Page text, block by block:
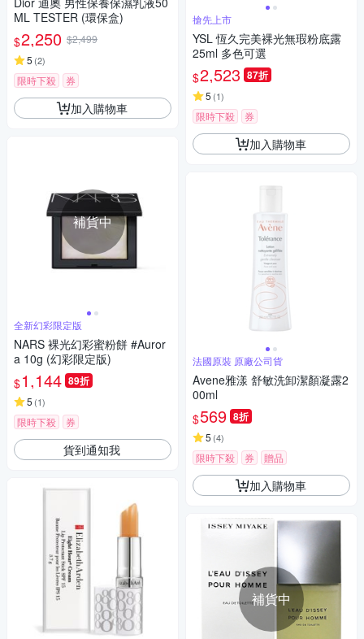
ML TESTER (環保盒)
$2,250 $2,499
5 (2)
限時下殺 券
加入購物車
補貨中
全新幻彩限定版
NARS 裸光幻彩蜜粉餅 #Auror
a 10g (幻彩限定版)
$1,144 89折
5 (1)
限時下殺 券
貨到通知我
搶先上市
YSL 恆久完美裸光無瑕粉底露
25ml 多色可選
$2,523 87折
5 (1)
限時下殺 券
加入購物車
法國原裝 原廠公司貨
Avene雅漾 舒敏洗卸潔顏凝露2
00ml
$569 8折
5 (4)
限時下殺 券 贈品
加入購物車
補貨中